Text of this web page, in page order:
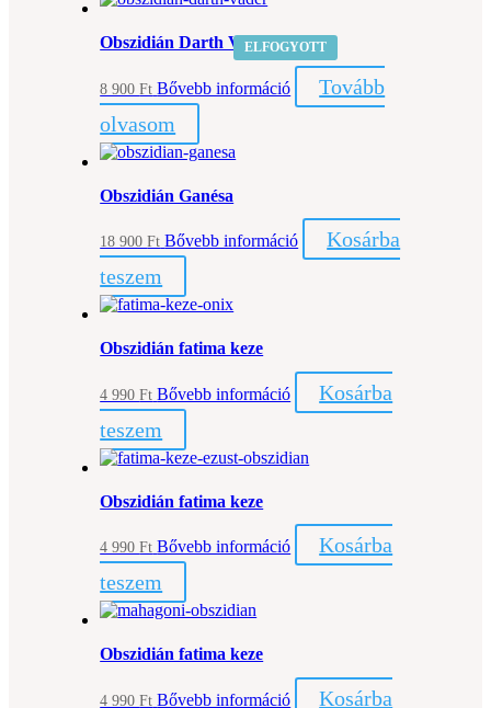
ELFOGYOTT
Obszidián Darth Vader
8 900Ft Bővebb információ
Tovább
olvasom
Obszidián Ganésa
18 900Ft Bővebb információ
Kosárba
teszem
Obszidián fatima keze
4 990Ft Bővebb információ
Kosárba
teszem
Obszidián fatima keze
4 990Ft Bővebb információ
Kosárba
teszem
Obszidián fatima keze
4 990Ft Bővebb információ
Kosárba